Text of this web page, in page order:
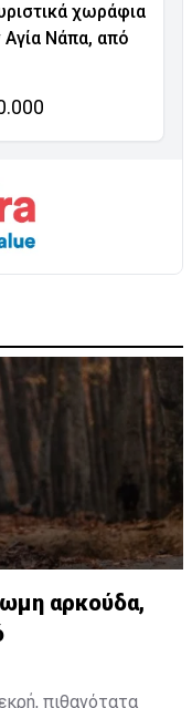
χωράφια
Αγία Νάπα, από
αρκούδα,
πιθανότατα